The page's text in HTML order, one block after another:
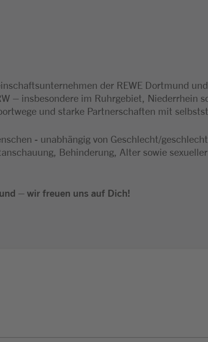
der REWE Dortmund
– insbesondere im Ruhrgebiet, Niederrhein
und starke Partnerschaften mit
- unabhängig von Geschlecht/
Behinderung, Alter sowie
– wir freuen uns auf Dich!